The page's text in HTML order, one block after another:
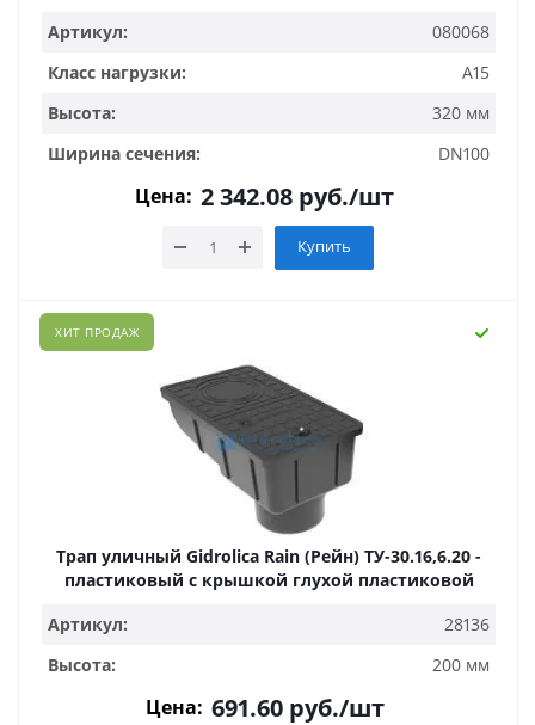
Артикул:
080068
Класс нагрузки:
A15
Высота:
320 мм
Ширина сечения:
DN100
Цена: 2 342.08 руб./шт
Купить
ХИТ ПРОДАЖ
Трап уличный Gidrolica Rain (Рейн) ТУ-30.16,6.20 -
пластиковый с крышкой глухой пластиковой
Артикул:
28136
Высота:
200 мм
Цена: 691.60руб./шт